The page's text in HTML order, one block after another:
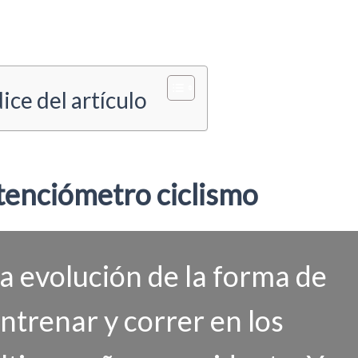
del artículo
ciclismo
evolución de la forma de
y correr en los